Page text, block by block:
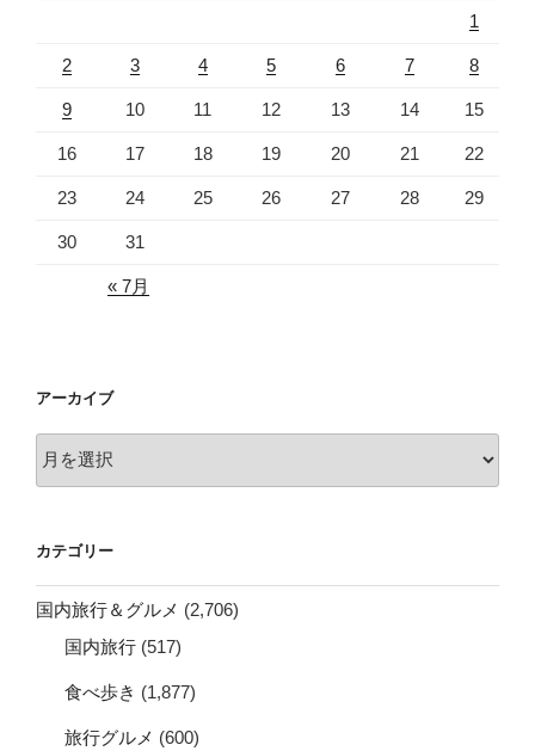
1
2 3 4 5 6 7 8
9 10 11 12 13 14 15
16 17 18 19 20 21 22
23 24 25 26 27 28 29
30 31
« 7月
アーカイブ
ー
ブ
カテゴリー
国内旅行＆グルメ (2,706)
国内旅行 (517)
食べ歩き (1,877)
旅行グルメ (600)